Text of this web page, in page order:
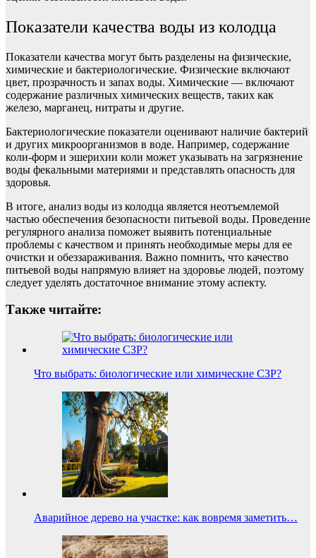
Показатели качества воды из колодца
Показатели качества могут быть разделены на физические,
химические и бактериологические. Физические включают
цвет, прозрачность и запах воды. Химические — включают
содержание различных химических веществ, таких как
железо, марганец, нитраты и другие.
Бактериологические показатели оценивают наличие бактерий
и других микроорганизмов в воде. Например, содержание
коли-форм и эшерихии коли может указывать на загрязнение
воды фекальными материями и представлять опасность для
здоровья.
В итоге, анализ воды из колодца является неотъемлемой
частью обеспечения безопасности питьевой воды. Проведение
регулярного анализа поможет выявить потенциальные
проблемы с качеством и принять необходимые меры для ее
очистки и обеззараживания. Важно помнить, что качество
питьевой воды напрямую влияет на здоровье людей, поэтому
следует уделять достаточное внимание этому аспекту.
Также читайте:
Что выбрать: биологические или химические СЗР?
Аварийное дерево на участке: как вовремя заметить…